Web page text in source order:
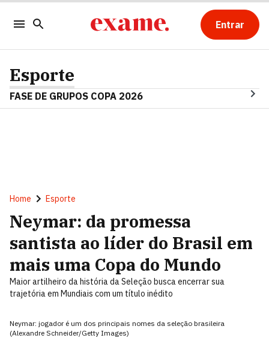
Entrar
Esporte
FASE DE GRUPOS COPA 2026
Home Esporte
Neymar: da promessa
santista ao líder do Brasil em
mais uma Copa do Mundo
Maior artilheiro da história da Seleção busca encerrar sua
trajetória em Mundiais com um título inédito
Neymar: jogador é um dos principais nomes da seleção brasileira
(Alexandre Schneider/Getty Images)